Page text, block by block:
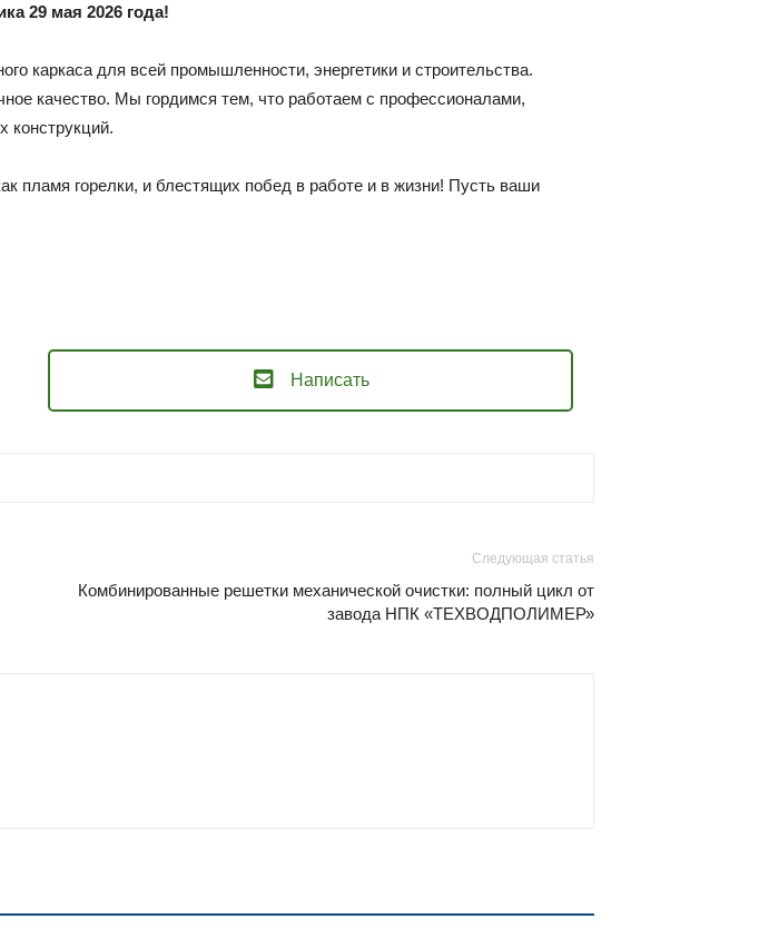
29 мая 2026 года!
каркаса для всей промышленности, энергетики и строительства.
качество. Мы гордимся тем, что работаем с профессионалами,
конструкций.
пламя горелки, и блестящих побед в работе и в жизни! Пусть ваши
Написать
Следующая статья
Комбинированные решетки механической очистки: полный цикл от
завода НПК «ТЕХВОДПОЛИМЕР»